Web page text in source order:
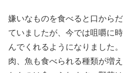
嫌いなものを食べると口から
ていましたが、今では咀嚼に
んでくれるようになりました。
肉、魚も食べられる種類が増